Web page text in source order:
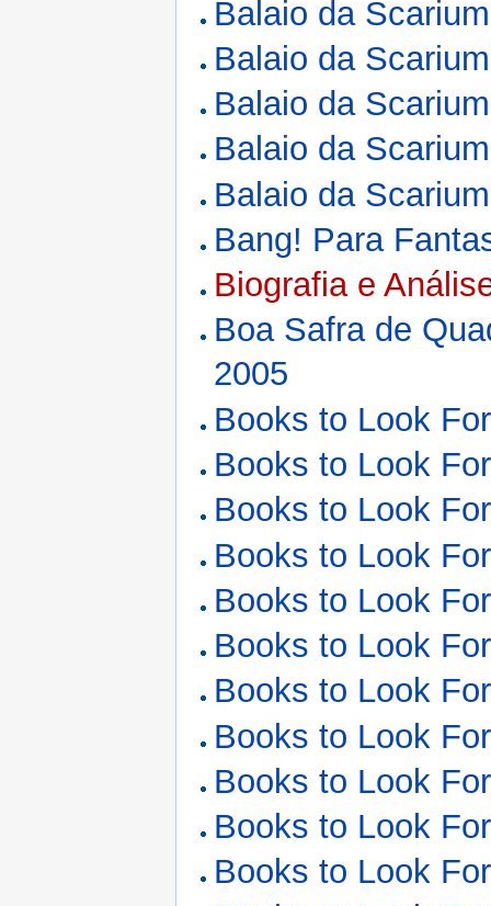
Balaio da Scarium
Balaio da Scarium
Balaio da Scarium
Balaio da Scarium
Balaio da Scarium
Bang! Para
Biografia e
Boa Safra de
2005
Books to Look For
Books to Look For
Books to Look For
Books to Look For
Books to Look For
Books to Look For
Books to Look For
Books to Look For
Books to Look For
Books to Look For
Books to Look For